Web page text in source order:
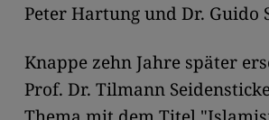
Peter Hartung und Dr. Guido
Knappe zehn Jahre später
Prof. Dr. Tilmann